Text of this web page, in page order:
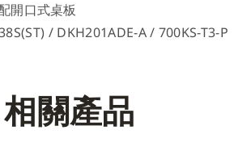
開口式桌板
/ DKH201ADE-A / 700KS-T3-P
相 關產品